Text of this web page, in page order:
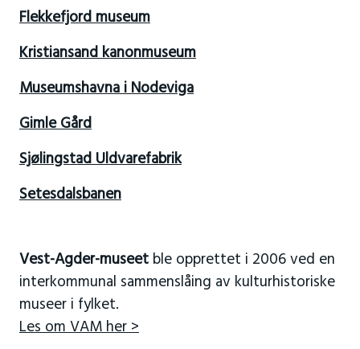
Flekkefjord museum
Kristiansand kanonmuseum
Museumshavna i Nodeviga
Gimle Gård
Sjølingstad Uldvarefabrik
Setesdalsbanen
Vest-Agder-museetble opprettet i 2006 ved en
interkommunal sammenslåing av kulturhistoriske
museer i fylket.
Les om VAM her >